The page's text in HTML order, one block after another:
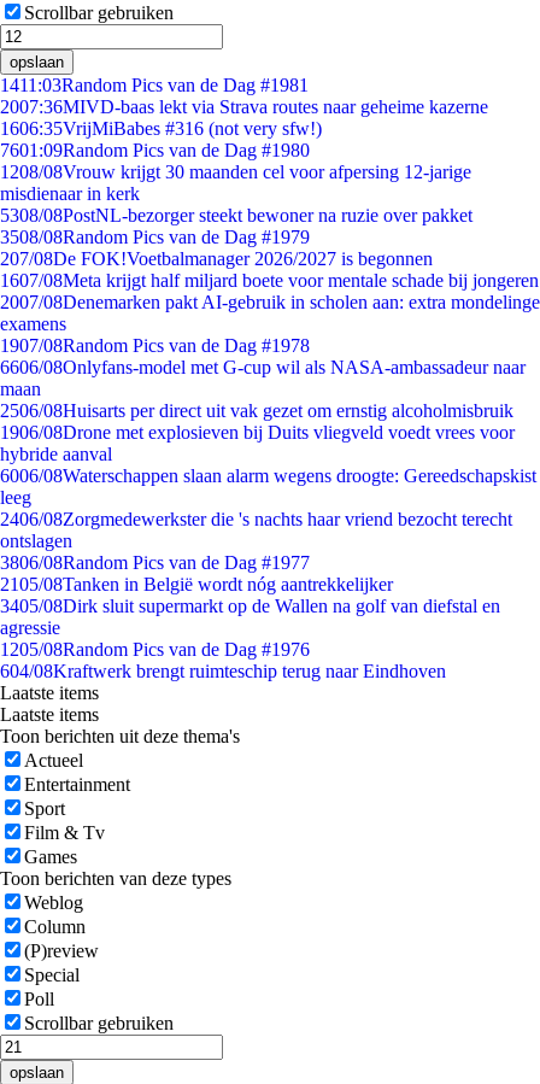
Scrollbar gebruiken
opslaan
1411:03Random Pics van de Dag #1981
2007:36MIVD-baas lekt via Strava routes naar geheime kazerne
1606:35VrijMiBabes #316 (not very sfw!)
7601:09Random Pics van de Dag #1980
1208/08Vrouw krijgt 30 maanden cel voor afpersing 12-jarige
misdienaar in kerk
5308/08PostNL-bezorger steekt bewoner na ruzie over pakket
3508/08Random Pics van de Dag #1979
207/08De FOK!Voetbalmanager 2026/2027 is begonnen
1607/08Meta krijgt half miljard boete voor mentale schade bij jongeren
2007/08Denemarken pakt AI-gebruik in scholen aan: extra mondelinge
examens
1907/08Random Pics van de Dag #1978
6606/08Onlyfans-model met G-cup wil als NASA-ambassadeur naar
maan
2506/08Huisarts per direct uit vak gezet om ernstig alcoholmisbruik
1906/08Drone met explosieven bij Duits vliegveld voedt vrees voor
hybride aanval
6006/08Waterschappen slaan alarm wegens droogte: Gereedschapskist
leeg
2406/08Zorgmedewerkster die 's nachts haar vriend bezocht terecht
ontslagen
3806/08Random Pics van de Dag #1977
2105/08Tanken in België wordt nóg aantrekkelijker
3405/08Dirk sluit supermarkt op de Wallen na golf van diefstal en
agressie
1205/08Random Pics van de Dag #1976
604/08Kraftwerk brengt ruimteschip terug naar Eindhoven
Laatste items
Laatste items
Toon berichten uit deze thema's
Actueel
Entertainment
Sport
Film & Tv
Games
Toon berichten van deze types
Weblog
Column
(P)review
Special
Poll
Scrollbar gebruiken
opslaan